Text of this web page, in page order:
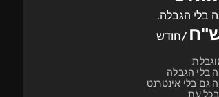
בלי הגבלה.
/חודש
בלי הגבלה
גם בלי אינטרנט
עת